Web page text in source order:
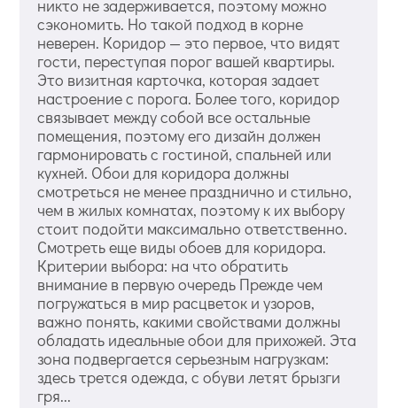
никто не задерживается, поэтому можно
сэкономить. Но такой подход в корне
неверен. Коридор — это первое, что видят
гости, переступая порог вашей квартиры.
Это визитная карточка, которая задает
настроение с порога. Более того, коридор
связывает между собой все остальные
помещения, поэтому его дизайн должен
гармонировать с гостиной, спальней или
кухней. Обои для коридора должны
смотреться не менее празднично и стильно,
чем в жилых комнатах, поэтому к их выбору
стоит подойти максимально ответственно.
Смотреть еще виды обоев для коридора.
Критерии выбора: на что обратить
внимание в первую очередь Прежде чем
погружаться в мир расцветок и узоров,
важно понять, какими свойствами должны
обладать идеальные обои для прихожей. Эта
зона подвергается серьезным нагрузкам:
здесь трется одежда, с обуви летят брызги
гря...